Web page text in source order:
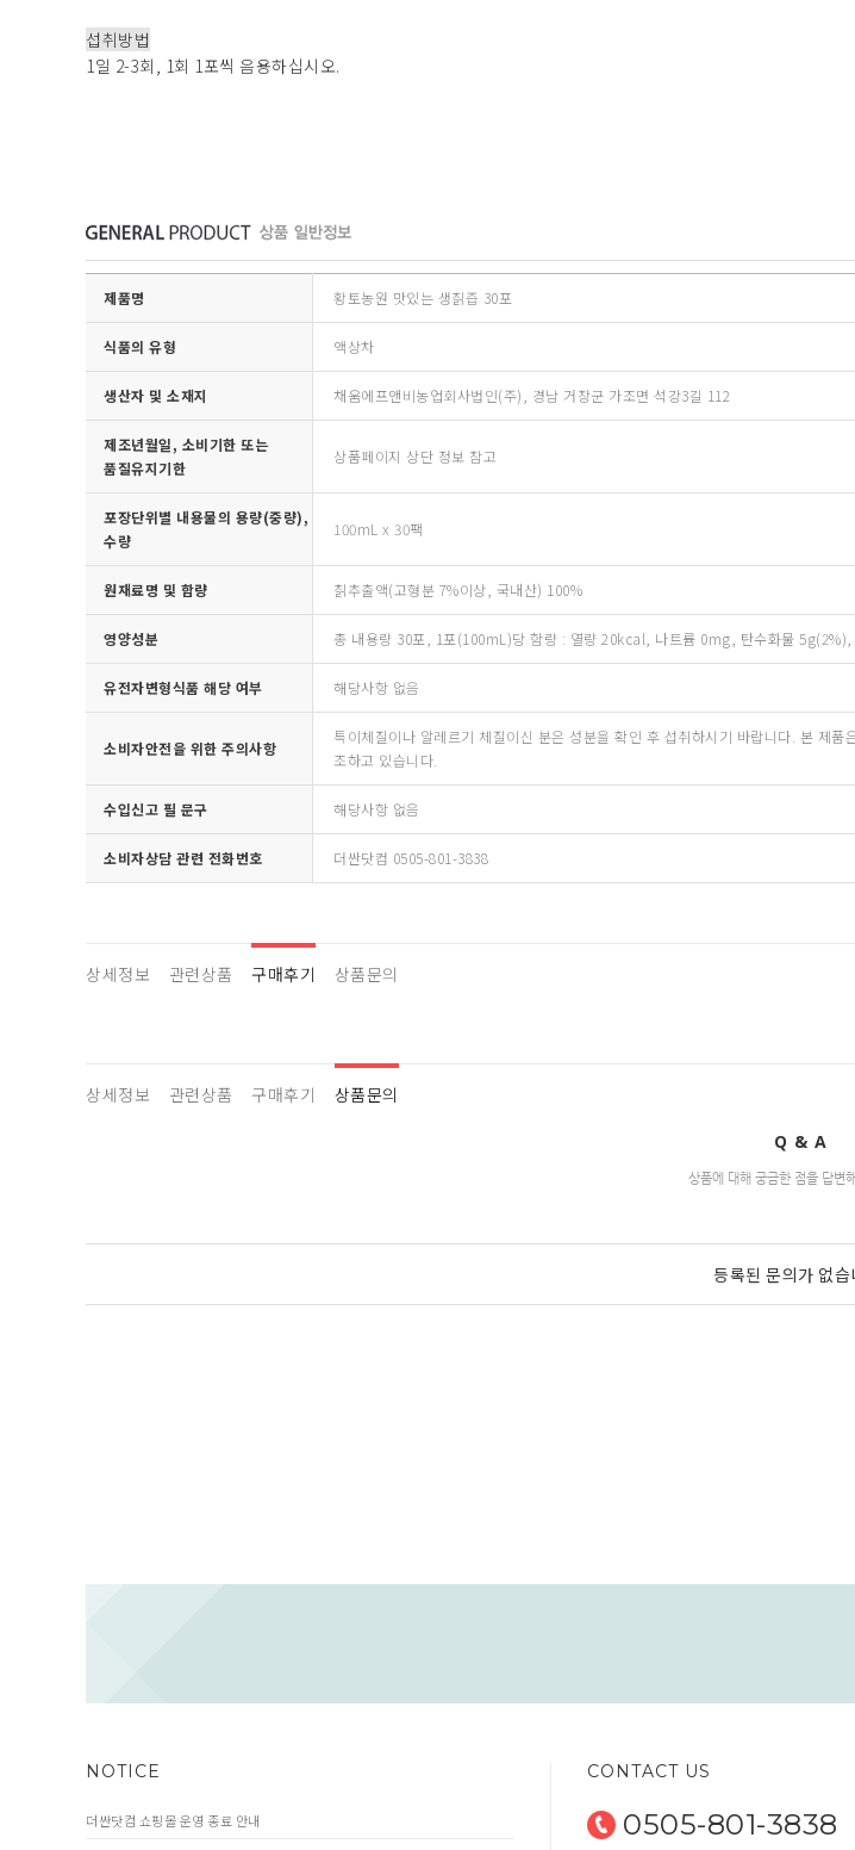
섭취방법
1일 2-3회, 1회 1포씩 음용하십시오.
제품명 황토농원 맛있는 생칡즙 30포
식품의 유형 액상차
생산자 및 소재지 채움에프앤비농업회사법인(주), 경남 거창군 가조면 석강3길 112
제조년월일, 소비기한 또는
품질유지기한
상품페이지 상단 정보 참고
포장단위별 내용물의 용량(중량),
수량
100mL x 30팩
원재료명 및 함량 칡추출액(고형분 7%이상, 국내산) 100%
영양성분 총 내용량 30포, 1포(100mL)당 함량 : 열량 20kcal, 나트륨 0mg, 탄수화물
유전자변형식품 해당 여부 해당사항 없음
소비자안전을 위한 주의사항
특이체질이나 알레르기 체질이신 분은 성분을 확인 후 섭취하시기 바랍니다. 본 제
조하고 있습니다.
수입신고 필 문구 해당사항 없음
소비자상담 관련 전화번호 더싼닷컴 0505-801-3838
상세정보 관련상품 구매후기 상품문의
상세정보 관련상품 구매후기 상품문의
Q & A
상품에 대해 궁금한 점을 답변
등록된 문의가 없습
NOTICE
더싼닷컴 쇼핑몰 운영 종료 안내
CONTACT US
0505-801-3838